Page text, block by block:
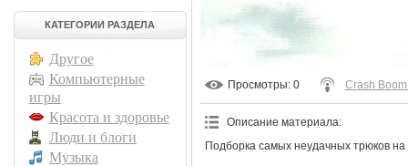
КАТЕГОРИИ РАЗДЕЛА
Другое
Компьютерные
игры
Красота и здоровье
Люди и блоги
Музыка
Просмотры: 0 Crash
Описание материала:
Подборка самых неудачных трюков на